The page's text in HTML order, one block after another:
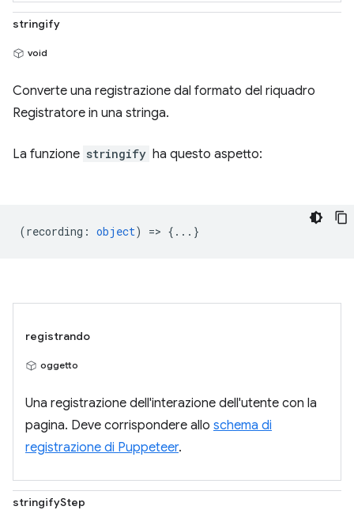
stringify
void
Converte una registrazione dal formato del riquadro
Registratore in una stringa.
La funzione stringify ha questo aspetto:
(recording : object) => {...}
registrando
oggetto
Una registrazione dell'interazione dell'utente con la
pagina. Deve corrispondere allo schema di
registrazione di Puppeteer.
stringifyStep